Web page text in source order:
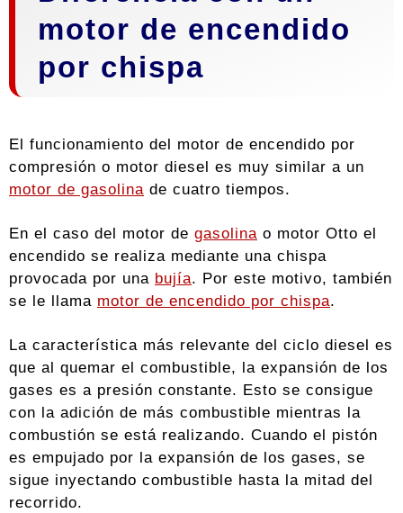
motor de encendido
por chispa
El funcionamiento del motor de encendido por
compresión o motor diesel es muy similar a un
motor de gasolina de cuatro tiempos.
En el caso del motor de gasolina o motor Otto el
encendido se realiza mediante una chispa
provocada por una bujía. Por este motivo, también
se le llama motor de encendido por chispa.
La característica más relevante del ciclo diesel es
que al quemar el combustible, la expansión de los
gases es a presión constante. Esto se consigue
con la adición de más combustible mientras la
combustión se está realizando. Cuando el pistón
es empujado por la expansión de los gases, se
sigue inyectando combustible hasta la mitad del
recorrido.